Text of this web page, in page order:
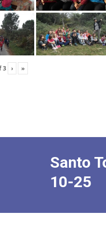
3 › »
Santo
10-25